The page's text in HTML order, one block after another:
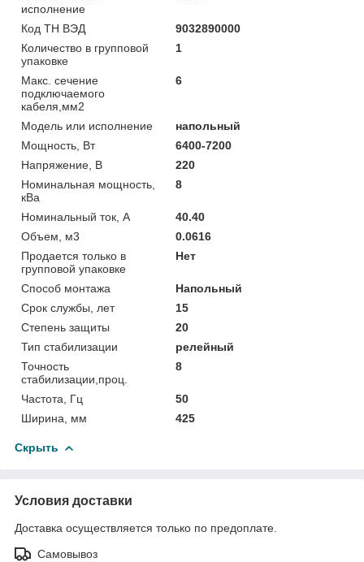
исполнение
Код ТН ВЭД
9032890000
Количество в групповой
упаковке
1
Макс. сечение
подключаемого
кабеля,мм2
6
Модель или исполнение
напольный
Мощность, Вт
6400-7200
Напряжение, В
220
Номинальная мощность,
кВа
8
Номинальный ток, А
40.40
Объем, м3
0.0616
Продается только в
групповой упаковке
Нет
Способ монтажа
Напольный
Срок службы, лет
15
Степень защиты
20
Тип стабилизации
релейный
Точность
стабилизации,проц.
8
Частота, Гц
50
Ширина, мм
425
Скрыть
Условия доставки
Доставка осуществляется только по предоплате.
Самовывоз